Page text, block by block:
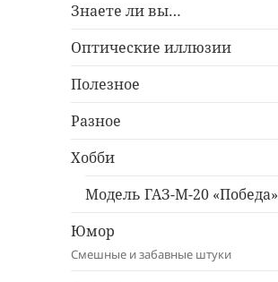
Знаете ли вы…
Оптические иллюзии
Полезное
Разное
Хобби
Модель ГАЗ-М-20 «Победа»
Юмор
Смешные и забавные штуки